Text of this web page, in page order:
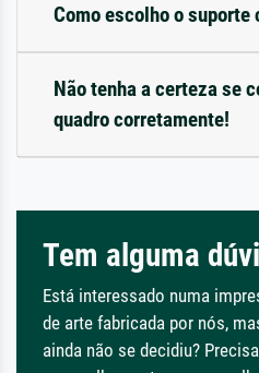
Como escolho o suporte
Não tenha a certeza se
quadro corretamente!
Tem alguma
Está interessado numa
de arte fabricada por nós,
ainda não se decidiu?